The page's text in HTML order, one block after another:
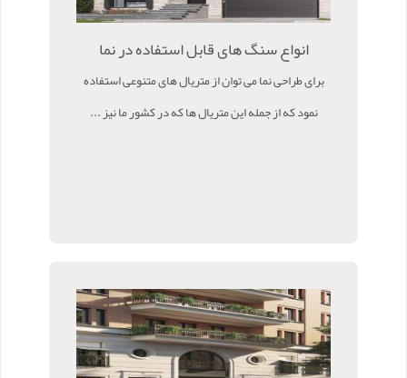
انواع سنگ های قابل استفاده در نما
برای طراحی نما می توان از متریال های متنوعی استفاده
نمود که از جمله این متریال ها که در کشور ما نیز ...